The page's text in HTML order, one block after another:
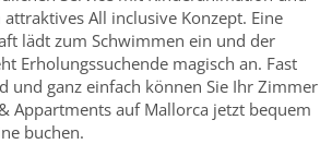
All inclusive Konzept. Eine
lädt zum Schwimmen ein und der
Erholungssuchende magisch an. Fast
und ganz einfach können Sie Ihr Zimmer
Appartments auf Mallorca jetzt bequem
buchen.